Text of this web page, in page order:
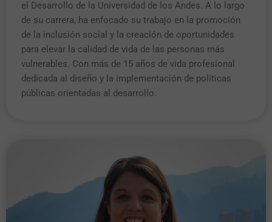
el Desarrollo de la Universidad de los Andes. A lo largo
de su carrera, ha enfocado su trabajo en la promoción
de la inclusión social y la creación de oportunidades
para elevar la calidad de vida de las personas más
vulnerables. Con más de 15 años de vida profesional
dedicada al diseño y la implementación de políticas
públicas orientadas al desarrollo.